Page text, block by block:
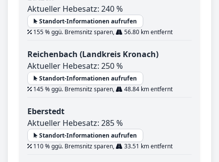
Aktueller Hebesatz: 240 %
Standort-Informationen aufrufen
155 % ggü. Bremsnitz sparen,
56.80 km entfernt
Reichenbach (Landkreis Kronach)
Aktueller Hebesatz: 250 %
Standort-Informationen aufrufen
145 % ggü. Bremsnitz sparen,
48.84 km entfernt
Eberstedt
Aktueller Hebesatz: 285 %
Standort-Informationen aufrufen
110 % ggü. Bremsnitz sparen,
33.51 km entfernt